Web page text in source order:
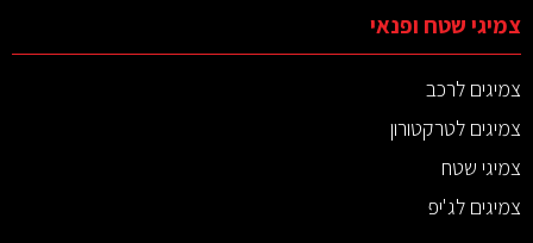
צמיגי שטח ופנאי
צמיגים לרכב
צמיגים לטרקטורון
צמיגי שטח
צמיגים לג'יפ